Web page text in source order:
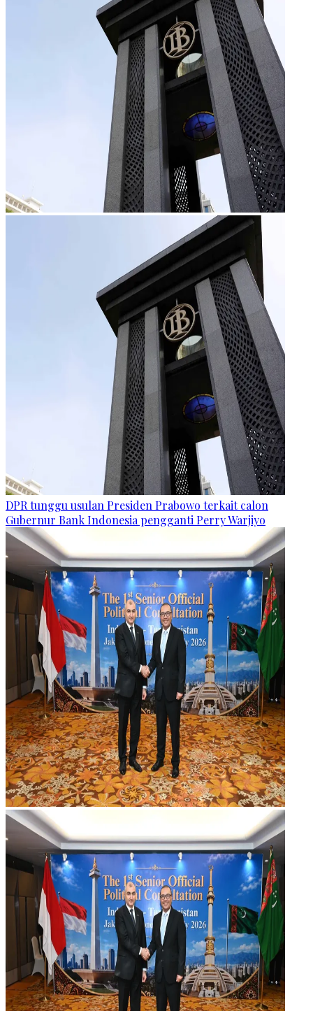
DPR tunggu usulan Presiden Prabowo terkait calon
Gubernur Bank Indonesia pengganti Perry Warjiyo